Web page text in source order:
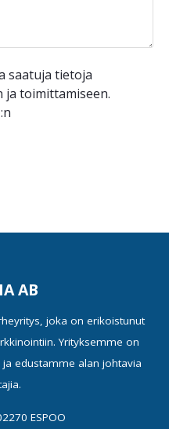
saatuja tietoja
ja toimittamiseen.
AB
joka on erikoistunut
Yrityksemme on
edustamme alan johtavia
ESPOO